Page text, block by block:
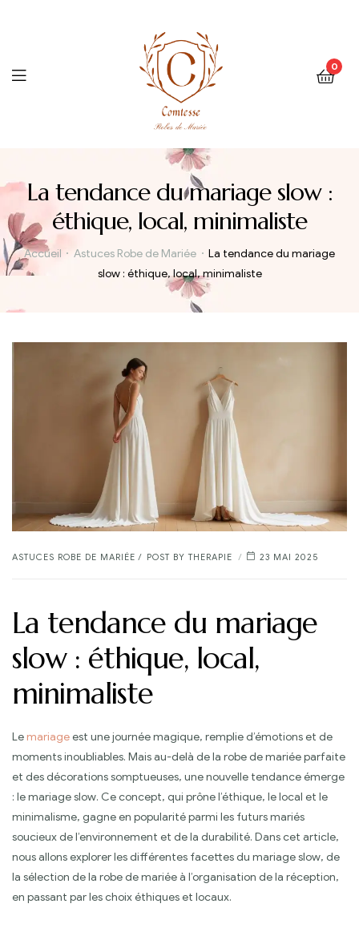
0
Menu
La tendance du mariage slow :
éthique, local, minimaliste
Accueil Astuces Robe de Mariée
La tendance du mariage
slow : éthique, local, minimaliste
CATEGORIES
ASTUCES ROBE DE MARIÉE POST BYTHERAPIE 23 MAI 2025
La tendance du mariage
slow : éthique, local,
minimaliste
Lemariageest une journée magique, remplie d’émotions et de
moments inoubliables. Mais au-delà de la robe de mariée parfaite
et des décorations somptueuses, une nouvelle tendance émerge
: le mariage slow. Ce concept, qui prône l’éthique, le local et le
minimalisme, gagne en popularité parmi les futurs mariés
soucieux de l’environnement et de la durabilité. Dans cet article,
nous allons explorer les différentes facettes du mariage slow, de
la sélection de la robe de mariée à l’organisation de la réception,
en passant par les choix éthiques et locaux.